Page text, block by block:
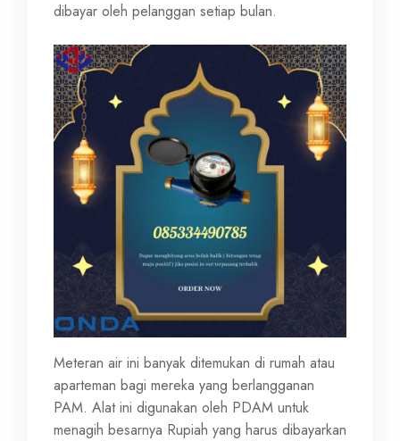
dibayar oleh pelanggan setiap bulan.
Meteran air ini banyak ditemukan di rumah atau
aparteman bagi mereka yang berlangganan
PAM. Alat ini digunakan oleh PDAM untuk
menagih besarnya Rupiah yang harus dibayarkan